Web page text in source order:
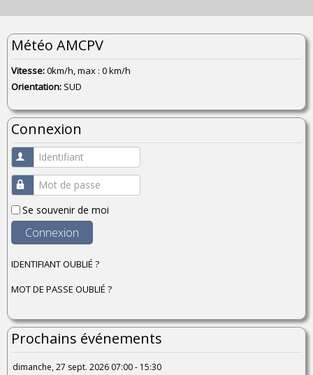
Météo AMCPV
Vitesse:0km/h, max : 0 km/h
Orientation: SUD
Connexion
Identifiant
Mot de passe
Se souvenir de moi
Connexion
IDENTIFIANT OUBLIÉ ?
MOT DE PASSE OUBLIÉ ?
Prochains événements
dimanche, 27 sept. 2026 07:00 - 15:30